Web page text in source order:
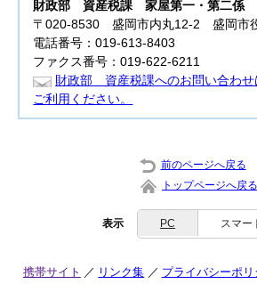
財政部 資産税課 家屋第一・第二係
〒020-8530 盛岡市内丸12-2 盛岡市
電話番号：019-613-8403
ファクス番号：019-622-6211
財政部 資産税課へのお問い合わせ
ご利用ください。
前のページへ戻る
トップページへ戻る
表示 PC スマー
携帯サイト リンク集 プライバシーポリ